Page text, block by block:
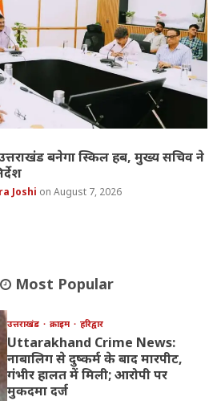
बनेगा स्किल हब, मुख्य सचिव ने
Joshi August 7, 2026
Most Popular
उत्तराखंड क्राइम हरिद्वार
Uttarakhand Crime News:
नाबालिग से दुष्कर्म के बाद मारपीट,
गंभीर हालत में मिली; आरोपी पर
मुकदमा दर्ज